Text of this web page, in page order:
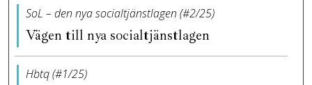
SoL – den nya socialtjänstlagen (#2/25)
Vägen till nya socialtjänstlagen
Hbtq (#1/25)